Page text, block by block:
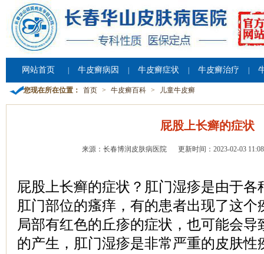
网站首页 牛皮癣病因 牛皮癣症状 牛皮癣治疗
您现在所在位置： 首页 > 牛皮癣百科 > 儿童牛皮癣
屁股上长癣的症状
来源：长春博润皮肤病医院 更新时间：2023-02-03
屁股上长癣的症状？肛门湿疹是由于各
肛门部位的瘙痒，有的患者出现了这个
局部有红色的丘疹的症状，也可能会导
的产生，肛门湿疹是非常严重的皮肤性